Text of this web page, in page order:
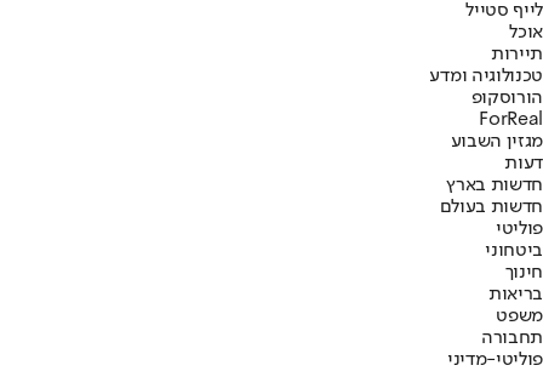
לייף סטייל
אוכל
תיירות
טכנולוגיה ומדע
הורוסקופ
ForReal
מגזין השבוע
דעות
חדשות בארץ
חדשות בעולם
פוליטי
ביטחוני
חינוך
בריאות
משפט
תחבורה
פוליטי-מדיני